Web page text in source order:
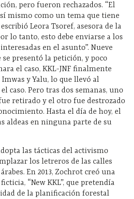
pero fueron rechazados. “El
sí mismo como un tema que tiene
Leora Tsoref, asesora de la
lo tanto, esto debe enviarse a los
​​en el asunto”. Nueve
se presentó la petición, y poco
el caso, KKL-JNF finalmente
y Yalu, lo que llevó al
caso. Pero tras dos semanas, uno
retirado y el otro fue destrozado
Hasta el día de hoy, el
aldeas en ninguna parte de su
las tácticas del activismo
los letreros de las calles
En 2013, Zochrot creó una
“New KKL”, que pretendía
de la planificación forestal